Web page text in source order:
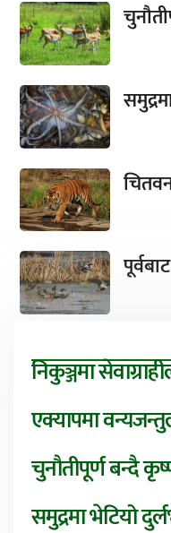
निकुञ्जमा
एक्यापमा
चुनौतीपूर्ण बन्दै
समुद्रमा भेटियो